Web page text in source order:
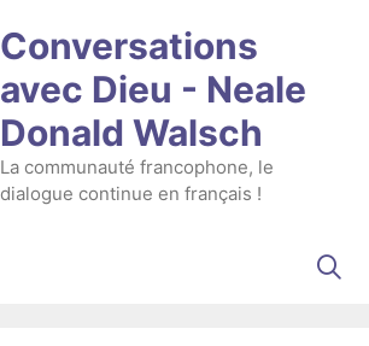
Conversations
avec Dieu - Neale
Donald Walsch
La communauté francophone, le
dialogue continue en français !